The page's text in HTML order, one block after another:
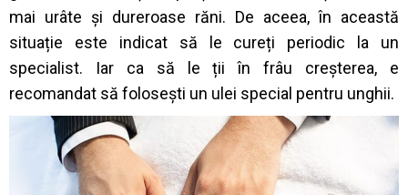
mai urâte și dureroase răni. De aceea, în această
situație este indicat să le cureți periodic la un
specialist. Iar ca să le ții în frâu creșterea, e
recomandat să folosești un ulei special pentru unghii.